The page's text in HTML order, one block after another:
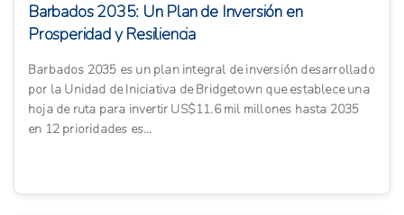
Barbados 2035: Un Plan de Inversión en
Prosperidad y Resiliencia
Barbados 2035 es un plan integral de inversión desarrollado
por la Unidad de Iniciativa de Bridgetown que establece una
hoja de ruta para invertir US$11.6 mil millones hasta 2035
en 12 prioridades es...